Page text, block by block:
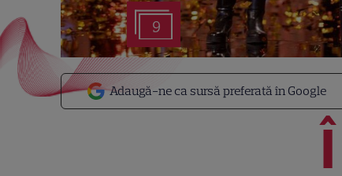
9
Adaugă-ne ca sursă preferată în Google
Î